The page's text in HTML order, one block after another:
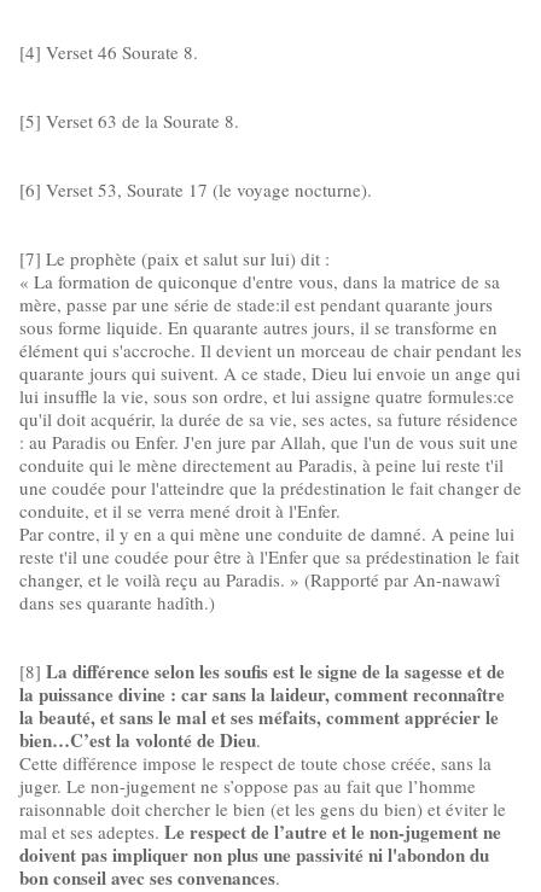
[4] Verset 46 Sourate 8.
[5] Verset 63 de la Sourate 8.
[6] Verset 53, Sourate 17 (le voyage nocturne).
[7] Le prophète (paix et salut sur lui) dit :
« La formation de quiconque d'entre vous, dans la matrice de sa
mère, passe par une série de stade:il est pendant quarante jours
sous forme liquide. En quarante autres jours, il se transforme en
élément qui s'accroche. Il devient un morceau de chair pendant les
quarante jours qui suivent. A ce stade, Dieu lui envoie un ange qui
lui insuffle la vie, sous son ordre, et lui assigne quatre formules:ce
qu'il doit acquérir, la durée de sa vie, ses actes, sa future résidence
: au Paradis ou Enfer. J'en jure par Allah, que l'un de vous suit une
conduite qui le mène directement au Paradis, à peine lui reste t'il
une coudée pour l'atteindre que la prédestination le fait changer de
conduite, et il se verra mené droit à l'Enfer.
Par contre, il y en a qui mène une conduite de damné. A peine lui
reste t'il une coudée pour être à l'Enfer que sa prédestination le fait
changer, et le voilà reçu au Paradis. » (Rapporté par An-nawawî
dans ses quarante hadîth.)
[8] La différence selon les soufis est le signe de la sagesse et de
la puissance divine : car sans la laideur, comment reconnaître
la beauté, et sans le mal et ses méfaits, comment apprécier le
bien…C’est la volonté de Dieu.
Cette différence impose le respect de toute chose créée, sans la
juger. Le non-jugement ne s’oppose pas au fait que l’homme
raisonnable doit chercher le bien (et les gens du bien) et éviter le
mal et ses adeptes. Le respect de l’autre et le non-jugement ne
doivent pas impliquer non plus une passivité ni l'abondon du
bon conseil avec ses convenances.